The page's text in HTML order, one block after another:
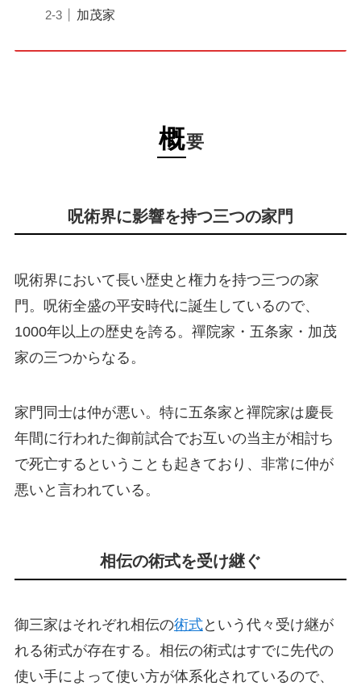
加茂家
概要
呪術界に影響を持つ三つの家門
呪術界において長い歴史と権力を持つ三つの家
門。呪術全盛の平安時代に誕生しているので、
1000年以上の歴史を誇る。禪院家・五条家・加茂
家の三つからなる。
家門同士は仲が悪い。特に五条家と禪院家は慶長
年間に行われた御前試合でお互いの当主が相討ち
で死亡するということも起きており、非常に仲が
悪いと言われている。
相伝の術式を受け継ぐ
御三家はそれぞれ相伝の術式という代々受け継が
れる術式が存在する。相伝の術式はすでに先代の
使い手によって使い方が体系化されているので、